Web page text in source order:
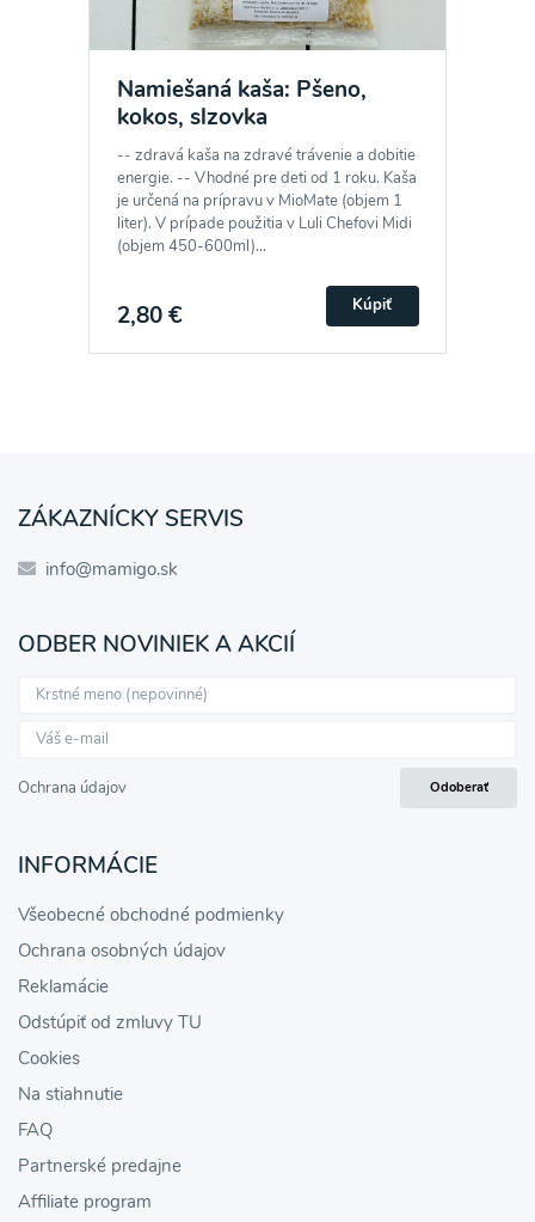
Namiešaná kaša: Pšeno,
kokos, slzovka
-- zdravá kaša na zdravé trávenie a dobitie
energie. -- Vhodné pre deti od 1 roku. Kaša
je určená na prípravu v MioMate (objem 1
liter). V prípade použitia v Luli Chefovi Midi
(objem 450-600ml)...
2,80 € Kúpiť
ZÁKAZNÍCKY SERVIS
info@mamigo.sk
ODBER NOVINIEK A AKCIÍ
Ochrana údajov Odoberať
INFORMÁCIE
Všeobecné obchodné podmienky
Ochrana osobných údajov
Reklamácie
Odstúpiť od zmluvy TU
Cookies
Na stiahnutie
FAQ
Partnerské predajne
Affiliate program